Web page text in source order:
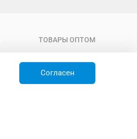
ТОВАРЫ ОПТОМ
Новинки
Товары недели
Согласен